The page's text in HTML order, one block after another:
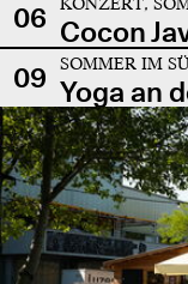
06 Cocon
09
SOMMER IM
Yoga an